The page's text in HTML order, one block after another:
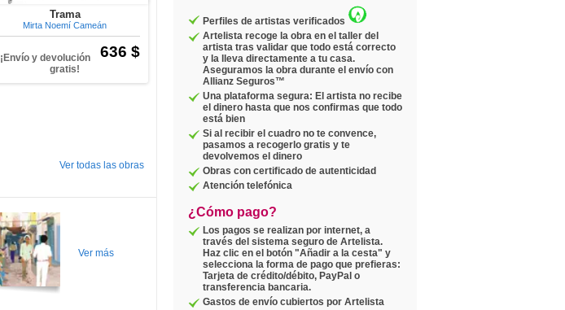
Perfiles de artistas verificados
Artelista recoge la obra en el taller del
artista tras validar que todo está correcto
y la lleva directamente a tu casa.
Aseguramos la obra durante el envío con
Allianz Seguros™
Una plataforma segura: El artista no recibe
el dinero hasta que nos confirmas que todo
está bien
Si al recibir el cuadro no te convence,
pasamos a recogerlo gratis y te
devolvemos el dinero
Obras con certificado de autenticidad
Atención telefónica
¿Cómo pago?
Los pagos se realizan por internet, a
través del sistema seguro de Artelista.
Haz clic en el botón "Añadir a la cesta" y
selecciona la forma de pago que prefieras:
Tarjeta de crédito/débito, PayPal o
transferencia bancaria.
Gastos de envío cubiertos por Artelista
Trama
Mirta Noemí Cameán
636 $
¡Envío y devolución
gratis!
Ver todas las obras
Ver más